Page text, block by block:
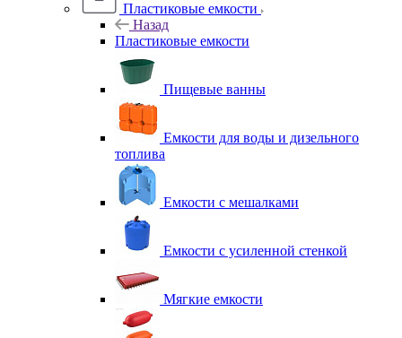
Пластиковые емкости
Назад
Пластиковые емкости
Пищевые ванны
Емкости для воды и дизельного
топлива
Емкости с мешалками
Емкости с усиленной стенкой
Мягкие емкости